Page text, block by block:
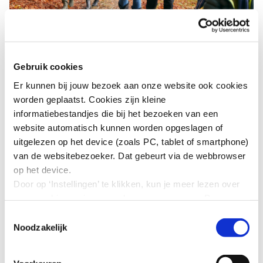
Gebruik cookies
Er kunnen bij jouw bezoek aan onze website ook cookies
worden geplaatst. Cookies zijn kleine
informatiebestandjes die bij het bezoeken van een
website automatisch kunnen worden opgeslagen of
uitgelezen op het device (zoals PC, tablet of smartphone)
van de websitebezoeker. Dat gebeurt via de webbrowser
op het device.
Door op ‘Instellingen’ te klikken, kun je meer lezen over
alle cookies zoals omschreven in onze cookieverklaring
in deze cookiebanner. Door op ‘Alleen noodzakelijke
Noodzakelijk
Vereenvoudiging belasting- en
toeslagenstelsel
De SER heeft op eigen initiatief besloten om
het kabinet in 2026 een advies over het
vereenvoudigen van het stelsel van belasting
Lees meer over het adviestraject